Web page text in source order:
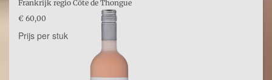
Frankrijk regio Côte de Thongue
€ 60,00
Prijs per stuk